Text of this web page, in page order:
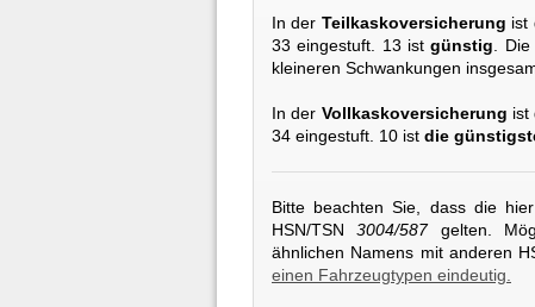
In der Teilkaskoversicherung ist
33 eingestuft. 13 istgünstig .
kleineren Schwankungen
In der Vollkaskoversicherung ist
34 eingestuft. 10 ist die
Bitte beachten Sie, dass die
HSN/TSN3004/587gelten.
ähnlichen Namens mit anderen
einen Fahrzeugtypen eindeutig.